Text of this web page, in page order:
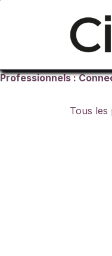
Professionnels :
Tous les